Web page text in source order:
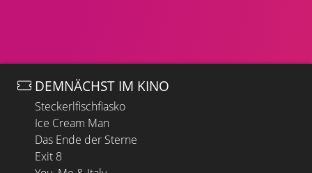
DEMNÄCHST IM KINO
Steckerlfischfiasko
Ice Cream Man
Das Ende der Sterne
Exit 8